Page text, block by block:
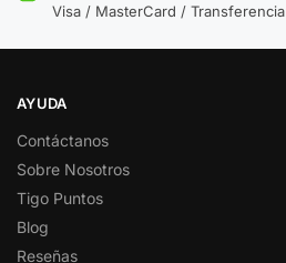
Visa / MasterCard / Transferencia
AYUDA
Contáctanos
Sobre Nosotros
Tigo Puntos
Blog
Reseñas